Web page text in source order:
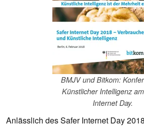
BMJV und Bitkom:
Künstlicher Intelligenz
Internet Day.
Anlässlich des Safer Internet Day